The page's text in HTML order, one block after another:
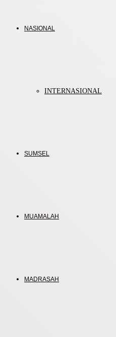
NASIONAL
INTERNASIONAL
SUMSEL
MUAMALAH
MADRASAH